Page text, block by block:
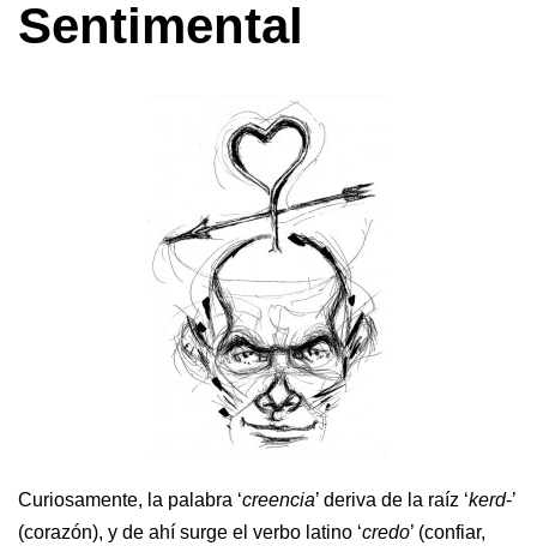
Sentimental
Curiosamente, la palabra ‘creencia’ deriva de la raíz ‘kerd-’
(corazón), y de ahí surge el verbo latino ‘credo’ (confiar,